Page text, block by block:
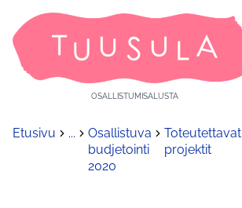
OSALLISTUMISALUSTA
Etusivu ...
Osallistuva
budjetointi
2020
Toteutettavat
projektit